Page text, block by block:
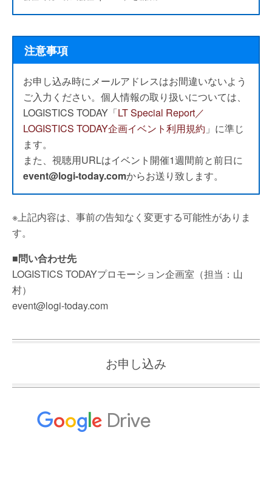
注意事項
お申し込み時にメールアドレスはお間違いないよう
ご入力ください。個人情報の取り扱いについては、
LOGISTICS TODAY「LT Special Report／
LOGISTICS TODAY企画イベント利用規約 」に準じ
ます。
また、視聴用URLはイベント開催1週間前と前日に
event@logi-today.comからお送り致します。
※上記内容は、事前の告知なく変更する可能性がありま
す。
■問い合わせ先
LOGISTICS TODAYプロモーション企画室（担当：山
村）
event@logi-today.com
お申し込み